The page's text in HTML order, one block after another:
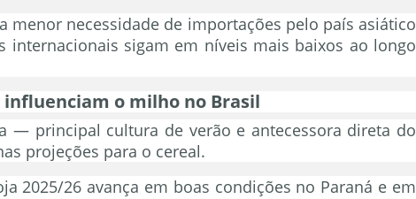
menor necessidade de importações pelo país asiático
internacionais sigam em níveis mais baixos ao longo
o milho no Brasil
— principal cultura de verão e antecessora direta do
projeções para o cereal.
2025/26 avança em boas condições no Paraná e em